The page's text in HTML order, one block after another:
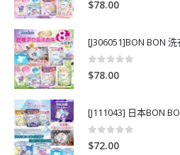
$78.00
[J306051]BON BON
0out of 5
$78.00
0
$72.00